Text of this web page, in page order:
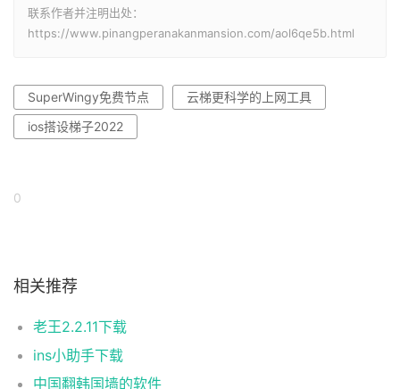
联系作者并注明出处：
https://www.pinangperanakanmansion.com/aol6qe5b.html
SuperWingy免费节点
云梯更科学的上网工具
ios搭设梯子2022
0
相关推荐
老王2.2.11下载
ins小助手下载
中国翻韩国墙的软件